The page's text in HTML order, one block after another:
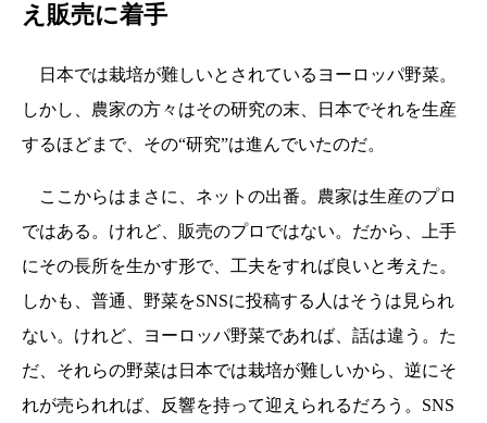
え販売に着手
日本では栽培が難しいとされているヨーロッパ野菜。
しかし、農家の方々はその研究の末、日本でそれを生産
するほどまで、その“研究”は進んでいたのだ。
ここからはまさに、ネットの出番。農家は生産のプロ
ではある。けれど、販売のプロではない。だから、上手
にその長所を生かす形で、工夫をすれば良いと考えた。
しかも、普通、野菜をSNSに投稿する人はそうは見られ
ない。けれど、ヨーロッパ野菜であれば、話は違う。た
だ、それらの野菜は日本では栽培が難しいから、逆にそ
れが売られれば、反響を持って迎えられるだろう。SNS